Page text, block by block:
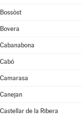
Bossòst
Bovera
Cabanabona
Cabó
Camarasa
Canejan
Castellar de la Ribera